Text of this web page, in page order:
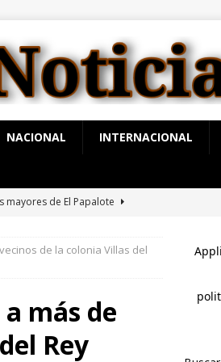
NACIONAL INTERNACIONAL
de El Papalote
al poder *Barredoras… y
a la Cascada de
de la colonia Villas del
más de
Rey